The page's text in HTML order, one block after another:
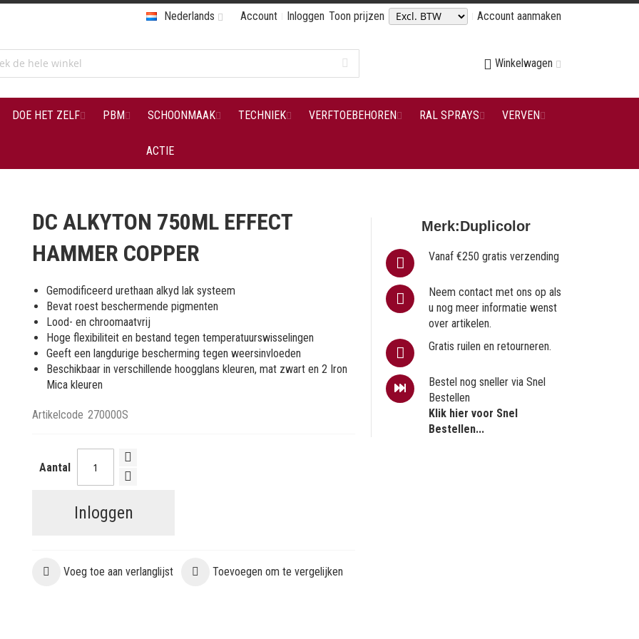
Account Inloggen Toon prijzen Account aanmaken
Nederlands
Winkelwagen
DOE HET ZELF PBM SCHOONMAAK TECHNIEK VERFTOEBEHOREN RAL SPRAYS VERVEN
ACTIE
DC ALKYTON 750ML EFFECT
HAMMER COPPER
Gemodificeerd urethaan alkyd lak systeem
Bevat roest beschermende pigmenten
Lood- en chroomaatvrij
Hoge flexibiliteit en bestand tegen temperatuurswisselingen
Geeft een langdurige bescherming tegen weersinvloeden
Beschikbaar in verschillende hoogglans kleuren, mat zwart en 2 Iron
Mica kleuren
Artikelcode 270000S
Aantal
Inloggen
Voeg toe aan verlanglijst Toevoegen om te vergelijken
Merk:Duplicolor
Vanaf €250 gratis verzending
Neem contact met ons op als
u nog meer informatie wenst
over artikelen.
Gratis ruilen en retourneren.
Bestel nog sneller via Snel
Bestellen
Klik hier voor Snel
Bestellen...